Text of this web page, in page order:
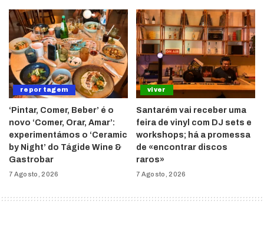
reportagem
‘Pintar, Comer, Beber’ é o
novo ‘Comer, Orar, Amar’:
experimentámos o ‘Ceramic
by Night’ do Tágide Wine &
Gastrobar
7 Agosto, 2026
viver
Santarém vai receber uma
feira de vinyl com DJ sets e
workshops; há a promessa
de «encontrar discos
raros»
7 Agosto, 2026